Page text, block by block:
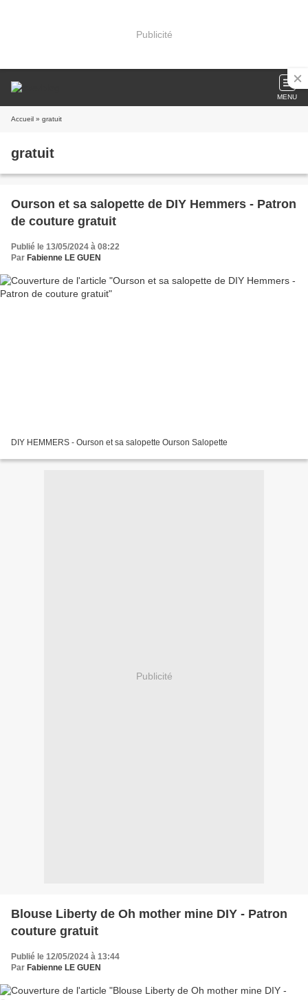
Publicité
MENU
Accueil » gratuit
gratuit
Ourson et sa salopette de DIY Hemmers - Patron
de couture gratuit
Publié le 13/05/2024 à 08:22
Par Fabienne LE GUEN
DIY HEMMERS - Ourson et sa salopette Ourson Salopette
Publicité
Blouse Liberty de Oh mother mine DIY - Patron
couture gratuit
Publié le 12/05/2024 à 13:44
Par Fabienne LE GUEN